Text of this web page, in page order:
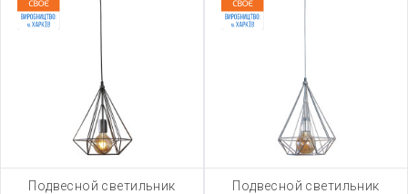
Подвесной светильник
Подвесной светильник